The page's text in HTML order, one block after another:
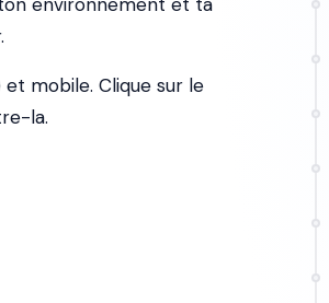
mobile. Clique sur le
la.